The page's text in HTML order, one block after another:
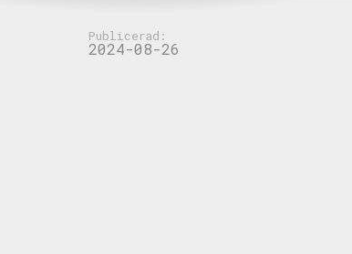
Publicerad:
2024-08-26